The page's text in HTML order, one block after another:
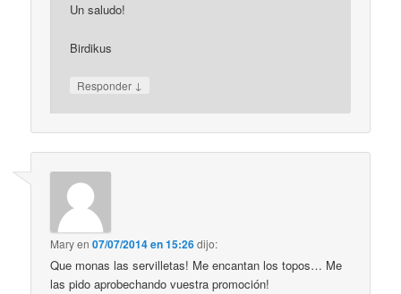
Un saludo!
Birdikus
Responder ↓
Maryen07/07/2014 en 15:26dijo:
Que monas las servilletas! Me encantan los topos… Me
las pido aprobechando vuestra promoción!